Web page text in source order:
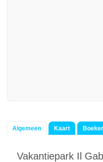
Algemeen Kaart
Vakantiepark Il